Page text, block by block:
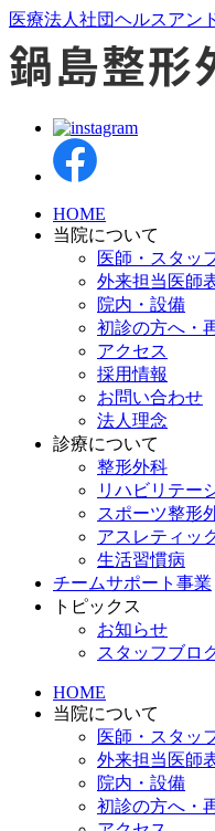
医療法人社団ヘルスアン
HOME
当院について
医師・スタッ
外来担当医師
院内・設備
初診の方へ・
アクセス
採用情報
お問い合わせ
法人理念
診療について
整形外科
リハビリテー
スポーツ整形
アスレティッ
生活習慣病
チームサポート事業
トピックス
お知らせ
スタッフブロ
HOME
当院について
医師・スタッ
外来担当医師
院内・設備
初診の方へ・